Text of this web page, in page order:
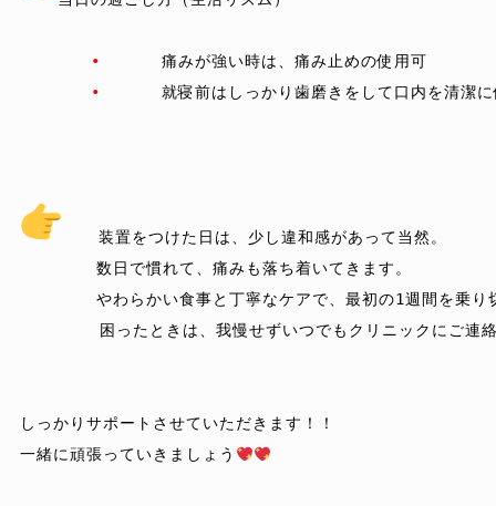
•
•
装置をつけた日は、少し違和感があって当然。
数日で慣れて、痛みも落ち着いてきます。
やわらかい食事と丁寧なケアで、最初の1週間を乗
困ったときは、我慢せずいつでもクリニックにご連
しっかりサポートさせていただきます！！
一緒に頑張っていきましょう